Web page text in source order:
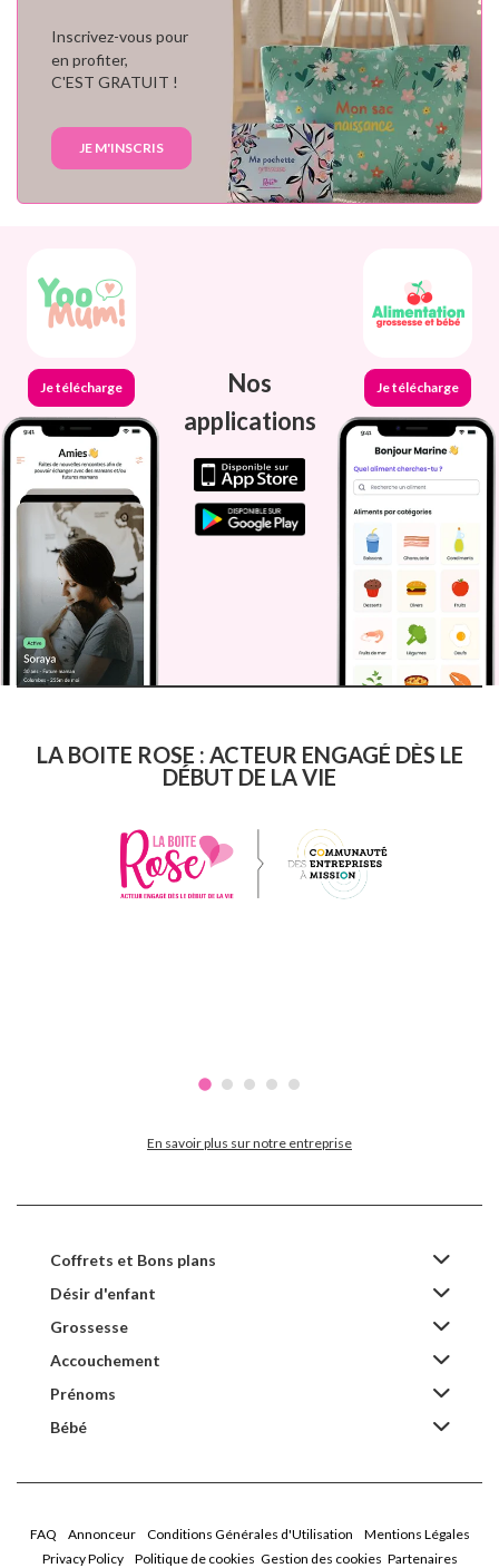
Inscrivez-vous pour
en profiter,
C'EST GRATUIT !
JE M'INSCRIS
Je télécharge
Nos
applications
Je télécharge
LA BOITE ROSE : ACTEUR ENGAGÉ DÈS LE
DÉBUT DE LA VIE
En savoir plus sur notre entreprise
Coffrets et Bons plans
Désir d'enfant
Grossesse
Accouchement
Prénoms
Bébé
FAQ Annonceur Conditions Générales d'Utilisation
Mentions Légales
Privacy Policy
Politique de cookies Gestion des cookies Partenaires